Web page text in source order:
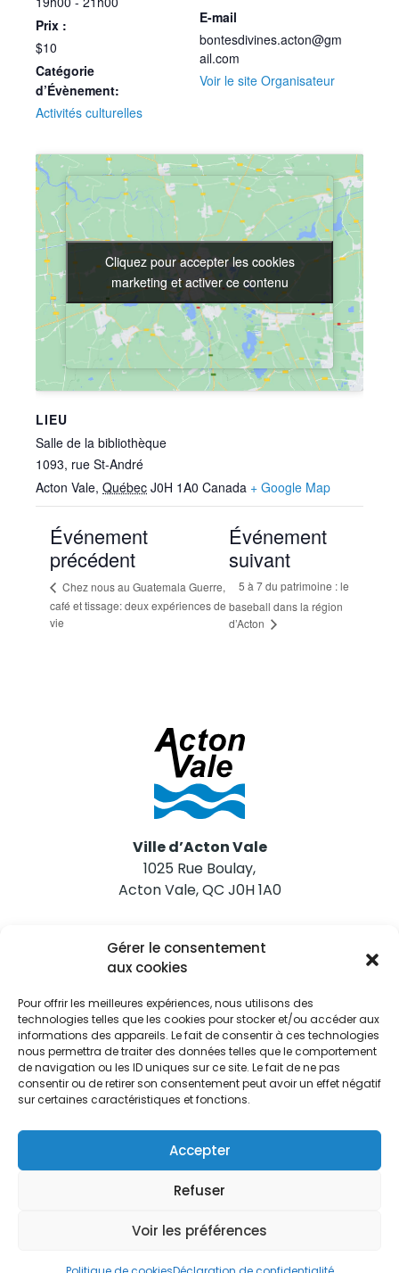
Gérer le consentement
aux cookies
Pour offrir les meilleures expériences, nous utilisons des
technologies telles que les cookies pour stocker et/ou accéder aux
informations des appareils. Le fait de consentir à ces technologies
nous permettra de traiter des données telles que le comportement
de navigation ou les ID uniques sur ce site. Le fait de ne pas
consentir ou de retirer son consentement peut avoir un effet négatif
sur certaines caractéristiques et fonctions.
Accepter
Refuser
Voir les préférences
Prix :
$10
Catégorie
d’Évènement:
Activités culturelles
E-mail
bontesdivines.acton@gm
ail.com
Voir le site Organisateur
LIEU
Salle de la bibliothèque
1093, rue St-André
Acton Vale, Québec J0H 1A0 Canada + Google Map
Cliquez pour accepter les cookies
marketing et activer ce contenu
Cliquez pour accepter les cookies
marketing et activer ce contenu
Événement
précédent
Chez nous au Guatemala Guerre,
café et tissage: deux expériences de
vie
Événement
suivant
5 à 7 du patrimoine : le
baseball dans la région
d’Acton
Ville d’Acton Vale
1025 Rue Boulay,
Acton Vale, QC J0H 1A0
Nous joindre
Tél. 450 546-2703
Restez informés
Abonnez-vous aux alertes municipales
Je m'abonne
|